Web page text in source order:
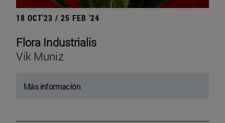
18 OCT'23 / 25 FEB '24
Flora Industrialis
Vik Muniz
Más información